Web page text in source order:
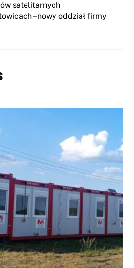
satelitarnych
– nowy oddział firmy